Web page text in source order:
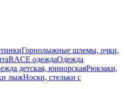
Горнолыжные шлемы, очки,
RACE одеждаОдежда
детская, юниорскаяРюкзаки,
лыжНоски, стельки с